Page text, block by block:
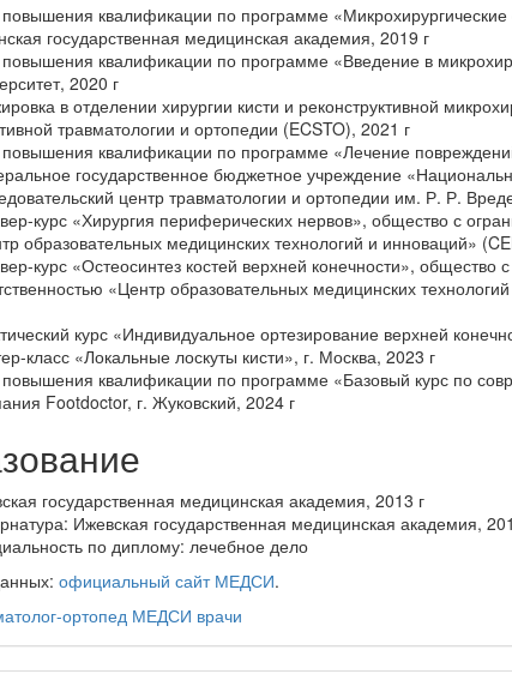
повышения квалификации по программе «Микрохирургические
государственная медицинская академия, 2019 г
повышения квалификации по программе «Введение в
2020 г
в отделении хирургии кисти и реконструктивной
травматологии и ортопедии (ECSTO), 2021 г
повышения квалификации по программе «Лечение
государственное бюджетное учреждение
центр травматологии и ортопедии им. Р. Р.
курс «Хирургия периферических нервов», общество с
образовательных медицинских технологий и инноваций»
курс «Остеосинтез костей верхней конечности», общество
«Центр образовательных медицинских
курс «Индивидуальное ортезирование верхней
класс «Локальные лоскуты кисти», г. Москва, 2023 г
повышения квалификации по программе «Базовый курс по
Footdoctor, г. Жуковский, 2024 г
государственная медицинская академия, 2013 г
Ижевская государственная медицинская академия,
по диплому: лечебное дело
официальный сайт МЕДСИ.
ортопед МЕДСИ врачи